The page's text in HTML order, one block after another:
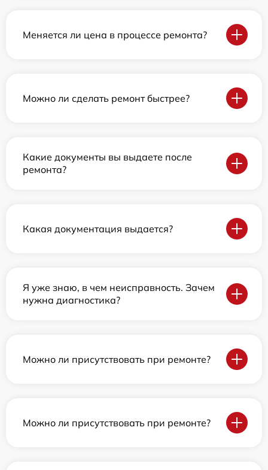
Меняется ли цена в процессе ремонта?
Можно ли сделать ремонт быстрее?
Какие документы вы выдаете после
ремонта?
Какая документация выдается?
Я уже знаю, в чем неисправность. Зачем
нужна диагностика?
Можно ли присутствовать при ремонте?
Можно ли присутствовать при ремонте?